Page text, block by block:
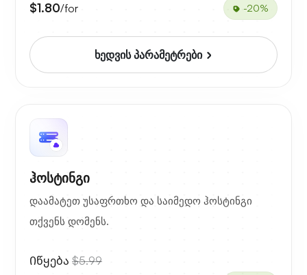
$1.80/for -20%
ხედვის პარამეტრები
ჰოსტინგი
დაამატეთ უსაფრთხო და საიმედო ჰოსტინგი
თქვენს დომენს.
Იწყება $5.99